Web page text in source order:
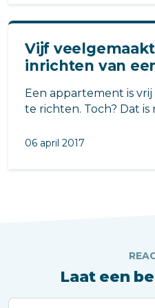
binnenpost essentieel
Vijf
inrichten van
Een appartement is
te richten. Toch? Dat is
06 april 2017
Laat een